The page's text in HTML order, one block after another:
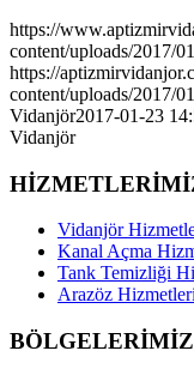
https://
content/uploads/2017/
https://
content/uploads/2017/
Vidanjör2017-01-23
Vidanjör
Vidanjör
Kanal Açma
Tank Temizliği
Arazöz Hizmetleri
BÖLGELERİMİZ